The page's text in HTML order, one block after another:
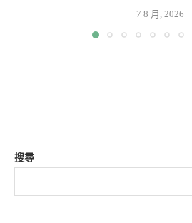
7 8 月, 2026
搜尋